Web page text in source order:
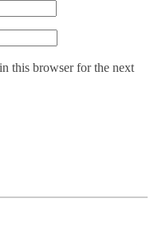
this browser for the next